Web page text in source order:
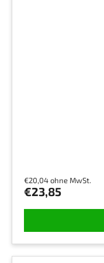
€20,04 ohne MwSt.
€23,85